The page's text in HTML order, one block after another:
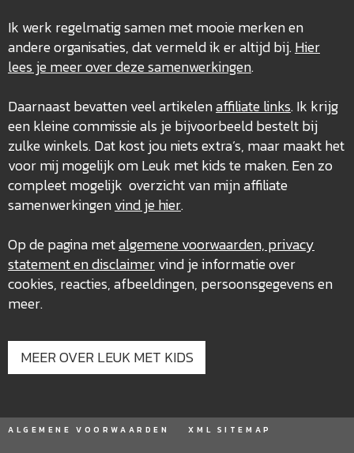
Ik werk regelmatig samen met mooie merken en
andere organisaties, dat vermeld ik er altijd bij.Hier
lees je meer over dezesamenwerkingen.
Daarnaast bevatten veel artikelenaffiliate links. Ik krijg
een kleine commissie als je bijvoorbeeld bestelt bij
zulke winkels. Dat kost jou niets extra’s, maar maakt het
voor mij mogelijk om Leuk met kids te maken. Een zo
compleet mogelijk overzicht van mijn affiliate
samenwerkingenvind je hier.
Op de pagina metalgemene voorwaarden, privacy
statement en disclaimervind je informatie over
cookies, reacties, afbeeldingen, persoonsgegevens en
meer.
MEER OVER LEUK MET KIDS
ALGEMENE VOORWAARDEN XML SITEMAP